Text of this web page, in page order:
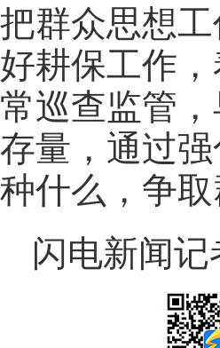
把群众思想
好耕保工作
常巡查监管
存量，通过
种什么，争
闪电新闻